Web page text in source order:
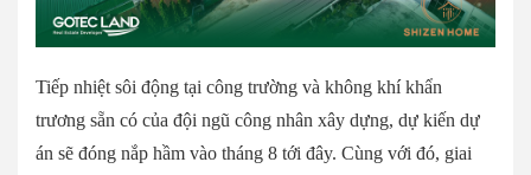
Tiếp nhiệt sôi động tại công trường và không khí khẩn
trương sẵn có của đội ngũ công nhân xây dựng, dự kiến dự
án sẽ đóng nắp hầm vào tháng 8 tới đây. Cùng với đó, giai